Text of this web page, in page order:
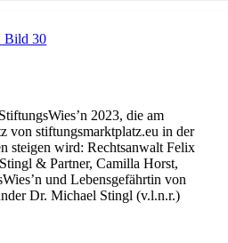
2023, die am
von stiftungsmarktplatz.eu in der
steigen wird: Rechtsanwalt Felix
& Partner, Camilla Horst,
und Lebensgefährtin von
Dr. Michael Stingl (v.l.n.r.)